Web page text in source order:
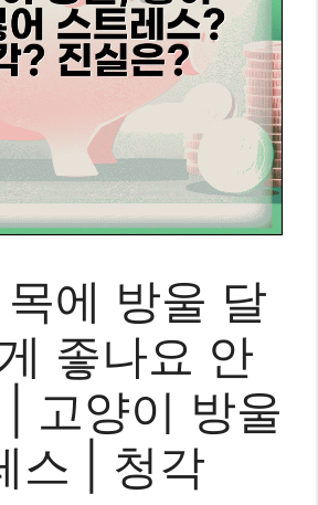
에 방울 달
좋나요 안
고양이 방울
스 | 청각